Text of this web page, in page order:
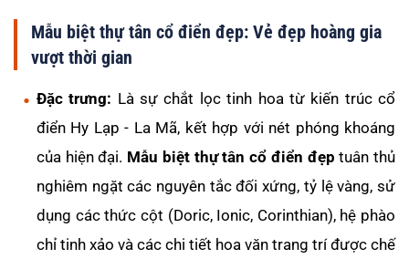
Mẫu biệt thự tân cổ điển đẹp: Vẻ đẹp hoàng gia
vượt thời gian
Đặc trưng: Là sự chắt lọc tinh hoa từ kiến trúc cổ
điển Hy Lạp - La Mã, kết hợp với nét phóng khoáng
của hiện đại. Mẫu biệt thự tân cổ điển đẹp tuân thủ
nghiêm ngặt các nguyên tắc đối xứng, tỷ lệ vàng, sử
dụng các thức cột (Doric, Ionic, Corinthian), hệ phào
chỉ tinh xảo và các chi tiết hoa văn trang trí được chế